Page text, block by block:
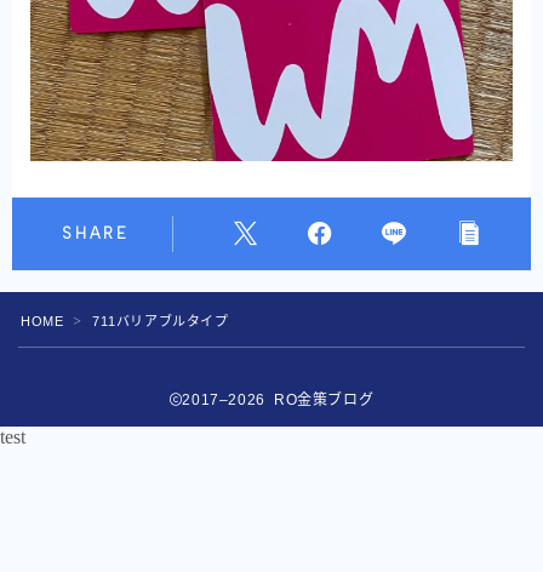
SHARE
HOME ＞ 711バリアブルタイプ
2017–2026 RO金策ブログ
test